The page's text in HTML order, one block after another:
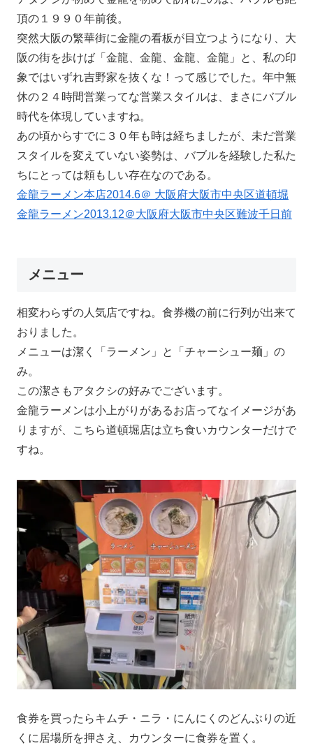
頂の１９９０年前後。
突然大阪の繁華街に金龍の看板が目立つようになり、大
阪の街を歩けば「金龍、金龍、金龍、金龍」と、私の印
象ではいずれ吉野家を抜くな！って感じでした。年中無
休の２４時間営業ってな営業スタイルは、まさにバブル
時代を体現していますね。
あの頃からすでに３０年も時は経ちましたが、未だ営業
スタイルを変えていない姿勢は、バブルを経験した私た
ちにとっては頼もしい存在なのである。
金龍ラーメン本店2014.6＠ 大阪府大阪市中央区道頓堀
金龍ラーメン2013.12＠大阪府大阪市中央区難波千日前
メニュー
相変わらずの人気店ですね。食券機の前に行列が出来て
おりました。
メニューは潔く「ラーメン」と「チャーシュー麺」の
み。
この潔さもアタクシの好みでございます。
金龍ラーメンは小上がりがあるお店ってなイメージがあ
りますが、こちら道頓堀店は立ち食いカウンターだけで
すね。
食券を買ったらキムチ・ニラ・にんにくのどんぶりの近
くに居場所を押さえ、カウンターに食券を置く。